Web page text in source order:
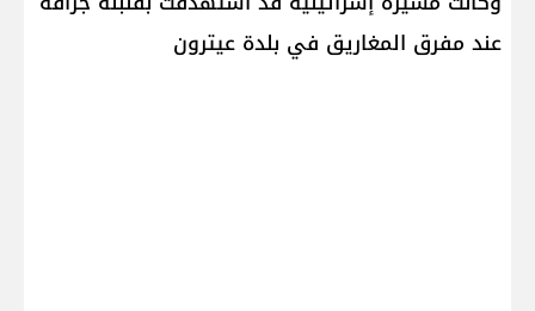
عند مفرق المغاريق في بلدة عيترون